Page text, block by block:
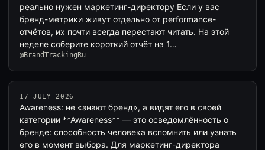
реально нужен маркетинг-директору Если у вас
бренд-метрики живут отдельно от performance-
отчётов, их почти всегда перестают читать. На этой
неделе соберите короткий отчёт на 1…
@BrandTrackingRu
17 JULY 2026
Awareness: не «знают бренд», а видят его в своей
категории **Awareness** — это осведомлённость о
бренде: способность человека вспомнить или узнать
его в момент выбора. Для маркетинг-директора